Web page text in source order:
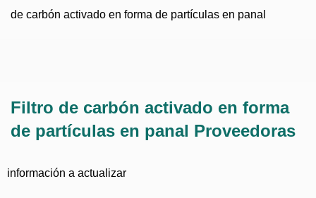
de carbón activado en forma de partículas en panal
Filtro de carbón activado en forma
de partículas en panal Proveedoras
información a actualizar